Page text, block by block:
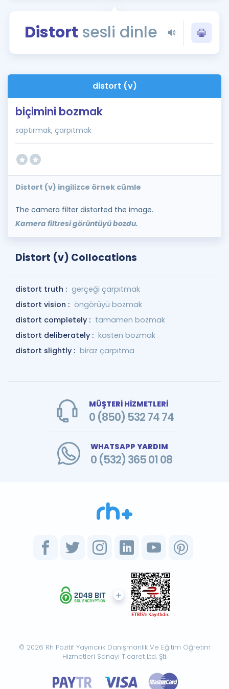
Rehberlik Aracı
ÖSYM Sınav Takvimi
Kampanyalar
Blog
Distort sesli dinle
distort (v)
biçimini bozmak
saptırmak, çarpıtmak
Distort (v) ingilizce örnek cümle
The camera filter distorted the image.
Kamera filtresi görüntüyü bozdu.
Distort (v) Collocations
distort truth : gerçeği çarpıtmak
distort vision : öngörüyü bozmak
distort completely : tamamen bozmak
distort deliberately : kasten bozmak
distort slightly : biraz çarpıtma
MÜŞTERİ HİZMETLERİ
0 (850) 532 74 74
WHATSAPP YARDIM
0 (532) 365 01 08
© 2026 Rh Pozitif Yayıncılık Danışmanlık Ve Eğitim Öğretim
Hizmetleri Sanayi Ticaret Ltd. Şti.